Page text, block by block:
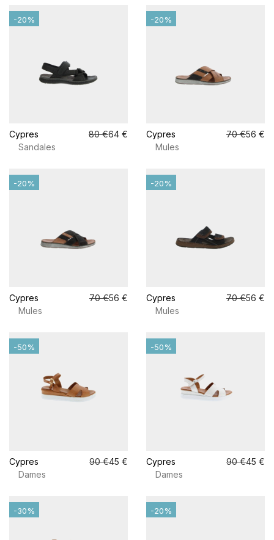
Cypres 80 €64 €
Sandales
-20%
Cypres 70 €56 €
Mules
-20%
Cypres 70 €56 €
Mules
-20%
Cypres 70 €56 €
Mules
-20%
Cypres 90 €45 €
Dames
-50%
Cypres 90 €45 €
Dames
-50%
-30% -20%